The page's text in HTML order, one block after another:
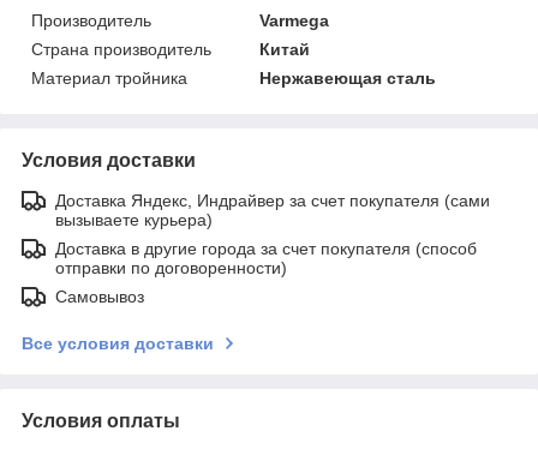
Производитель
Varmega
Страна производитель
Китай
Материал тройника
Нержавеющая сталь
Условия доставки
Доставка Яндекс, Индрайвер за счет покупателя (сами
вызываете курьера)
Доставка в другие города за счет покупателя (способ
отправки по договоренности)
Самовывоз
Все условия доставки
Условия оплаты